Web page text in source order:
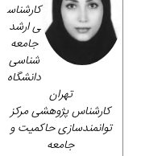
کارشناس
ی ارشد
جامعه‌
شناسی
دانشگاه
تهران
کارشناس پژوهشی مرکز
توانمندسازی حاکمیت و
جامعه